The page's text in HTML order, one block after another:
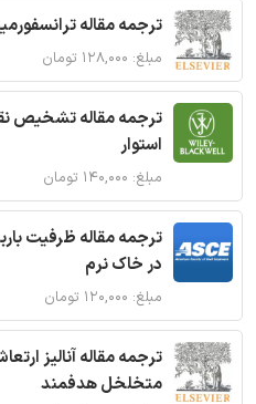
ترجمه مقاله
مبلغ: ۱۲۸,۰۰۰ تومان
ترجمه مقاله تشخیص
استوار
مبلغ: ۱۴۰,۰۰۰ تومان
ترجمه مقاله ظرفیت
در خاک نرم
مبلغ: ۱۲۰,۰۰۰ تومان
ترجمه مقاله آنالیز
متخلخل هدفمند